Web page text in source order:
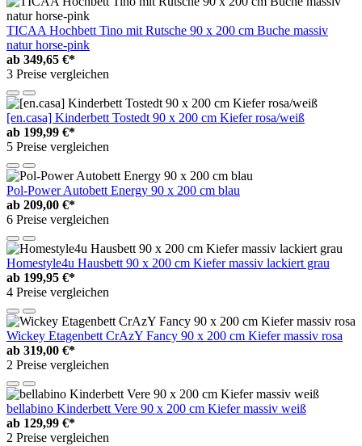
TICAA Hochbett Tino mit Rutsche 90 x 200 cm Buche massiv
natur horse-pink
ab 349,65 €*
3 Preise vergleichen
[en.casa] Kinderbett Tostedt 90 x 200 cm Kiefer rosa/weiß
ab 199,99 €*
5 Preise vergleichen
Pol-Power Autobett Energy 90 x 200 cm blau
ab 209,00 €*
6 Preise vergleichen
Homestyle4u Hausbett 90 x 200 cm Kiefer massiv lackiert grau
ab 199,95 €*
4 Preise vergleichen
Wickey Etagenbett CrAzY Fancy 90 x 200 cm Kiefer massiv rosa
ab 319,00 €*
2 Preise vergleichen
bellabino Kinderbett Vere 90 x 200 cm Kiefer massiv weiß
ab 129,99 €*
2 Preise vergleichen